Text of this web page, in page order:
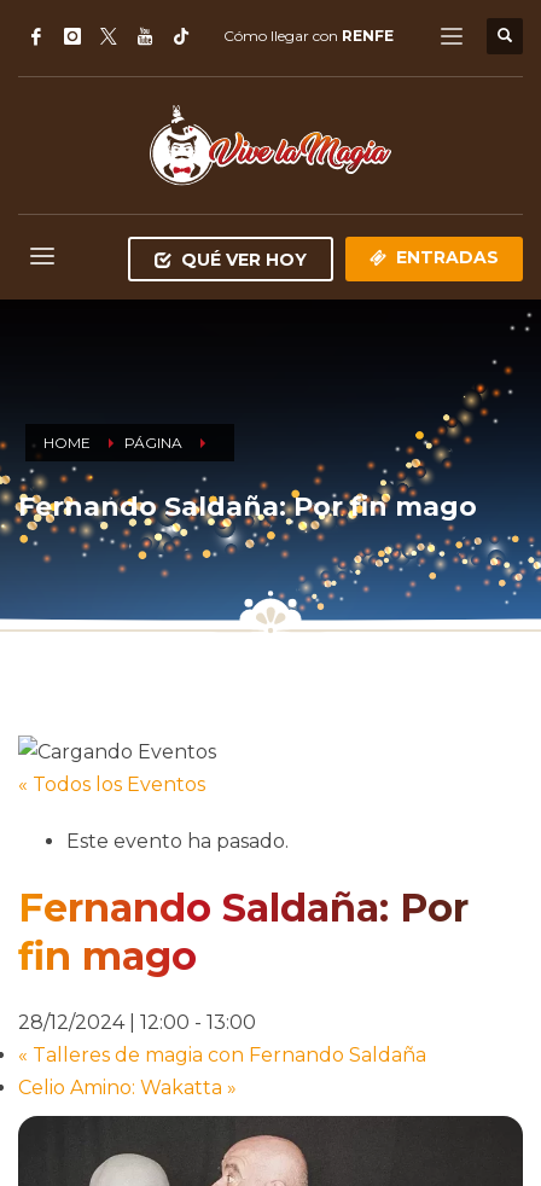
Cómo llegar con RENFE
QUÉ VER HOY ENTRADAS
HOME PÁGINA
Fernando Saldaña: Por fin mago
« Todos los Eventos
Este evento ha pasado.
Fernando Saldaña: Por
fin mago
28/12/2024 | 12:00 - 13:00
« Talleres de magia con Fernando Saldaña
Celio Amino: Wakatta »